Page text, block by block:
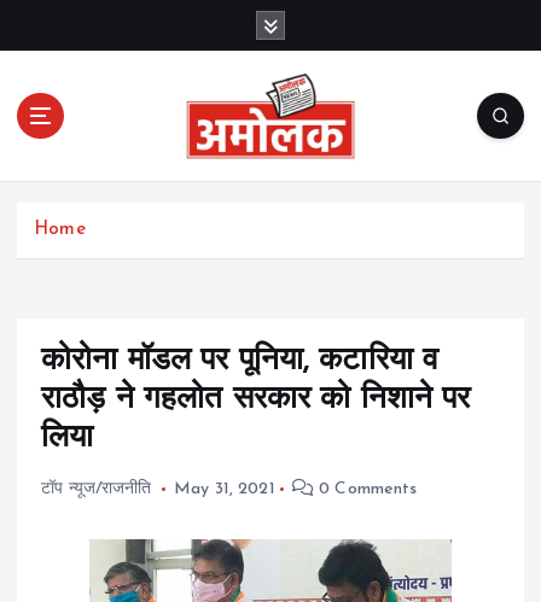
c
Amolak News
Home
कोरोना मॉडल पर पूनिया, कटारिया व
राठौड़ ने गहलोत सरकार को निशाने पर
लिया
टॉप न्यूज/राजनीति May 31, 2021 0 Comments